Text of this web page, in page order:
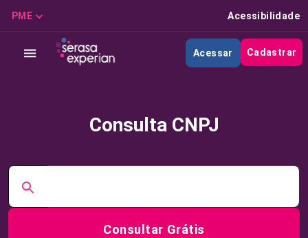
PME Acessibilidade
Acessar Cadastrar
Consulta CNPJ
Consultar Grátis